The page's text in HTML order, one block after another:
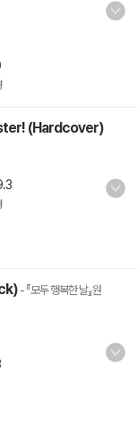
(Hardcover)
- 『모두 행복한 날』원